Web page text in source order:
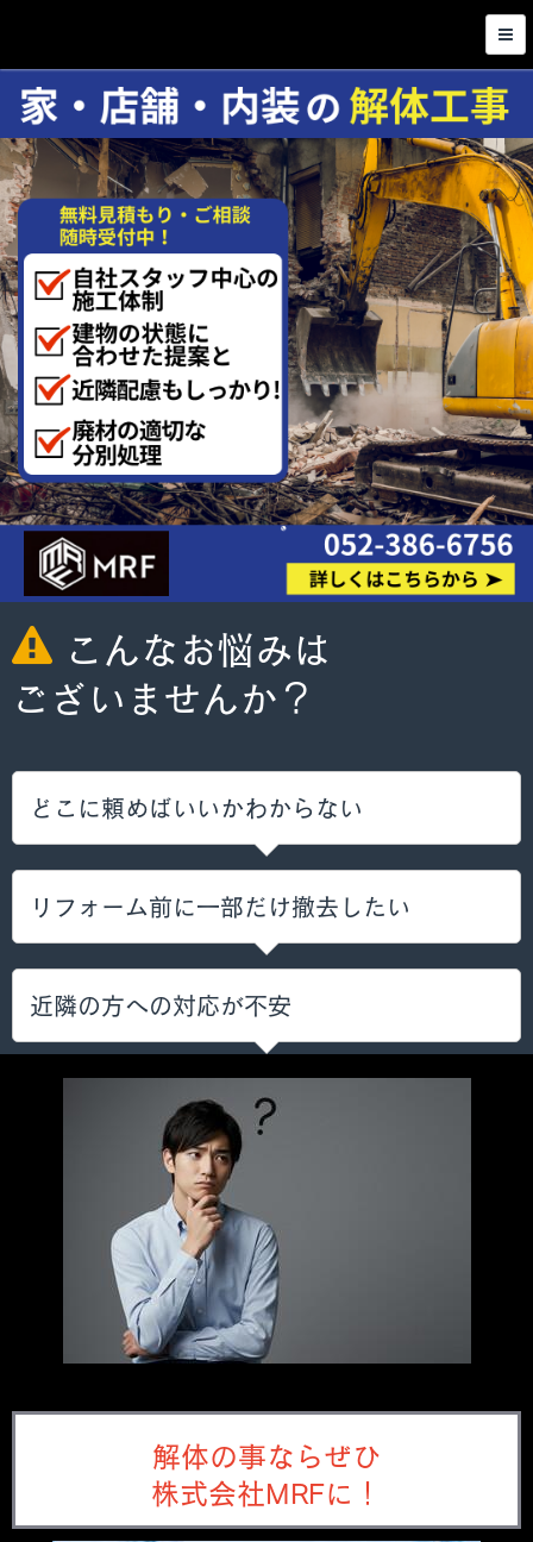
こんなお悩みは
ございませんか？
どこに頼めばいいかわからない
リフォーム前に一部だけ撤去したい
近隣の方への対応が不安
解体の事ならぜひ
株式会社MRFに！